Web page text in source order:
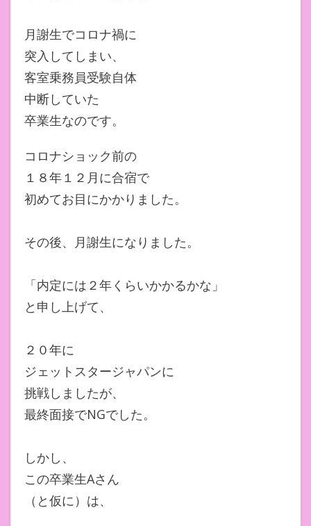
月謝生でコロナ禍に
突入してしまい、
客室乗務員受験自体
中断していた
卒業生なのです。
コロナショック前の
１８年１２月に合宿で
初めてお目にかかりました。
その後、月謝生になりました。
「内定には２年くらいかかるかな」
と申し上げて、
２０年に
ジェットスタージャパンに
挑戦しましたが、
最終面接でNGでした。
しかし、
この卒業生Aさん
（と仮に）は、